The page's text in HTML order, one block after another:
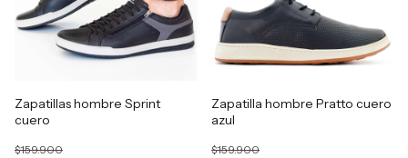
Zapatillas hombre Sprint
cuero
$159.900
Zapatilla hombre Pratto cuero
azul
$159.900